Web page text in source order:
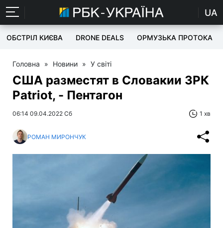
UA
ОБСТРІЛ КИЄВА DRONE DEALS ОРМУЗЬКА ПРОТОКА
Головна » Новини » У світі
CША разместят в Словакии ЗРК
Patriot, - Пентагон
06:14 09.04.2022 Сб 1 хв
РОМАН МИРОНЧУК